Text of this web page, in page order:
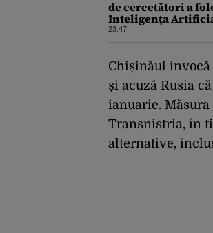
de cercetători a
Inteligența
pentru a crea
23:47
Chișinăul invocă
și acuză Rusia
ianuarie.
Transnistria, în
alternative,